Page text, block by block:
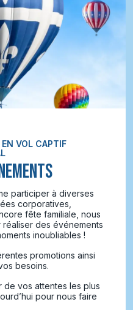
EN VOL CAPTIF
participer à diverses
corporatives,
fête familiale, nous
des événements
inoubliables !
promotions ainsi
besoins.
de vos attentes les plus
pour nous faire